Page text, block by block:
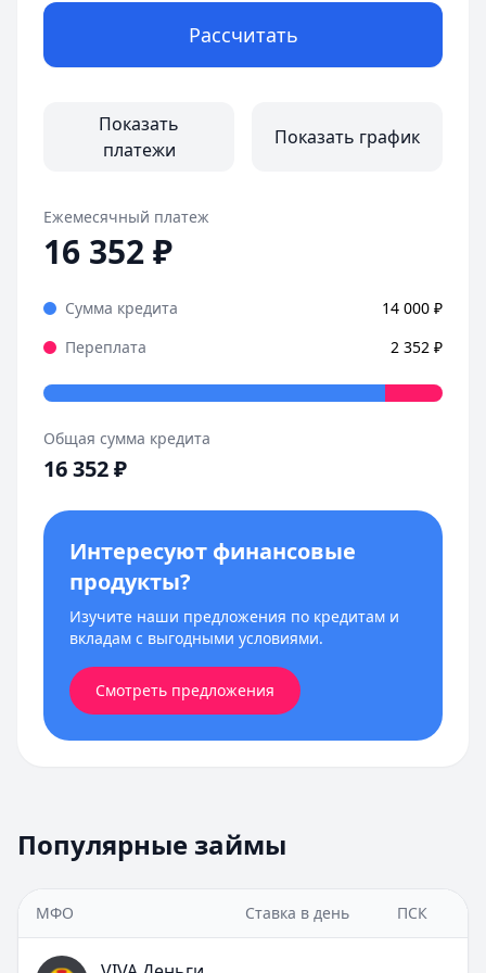
Рассчитать
Показать
платежи
Показать график
Ежемесячный платеж
16 352₽
Сумма кредита 14 000 ₽
Переплата
2 352 ₽
Общая сумма кредита
16 352₽
Интересуют финансовые
продукты?
Изучите наши предложения по кредитам и
вкладам с выгодными условиями.
Смотреть предложения
Популярные займы
МФО Ставка в день ПСК